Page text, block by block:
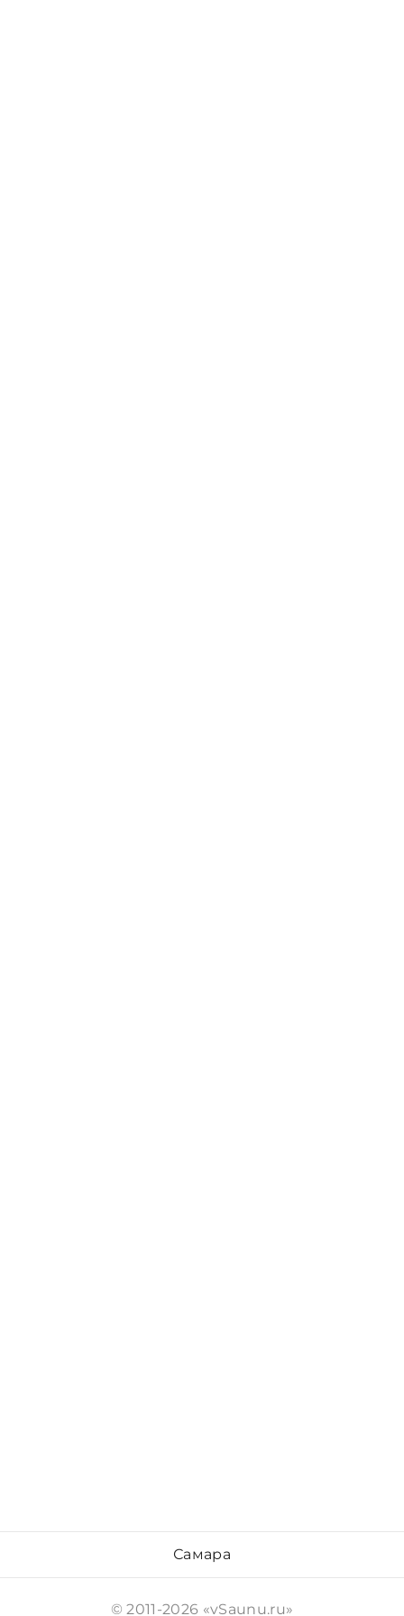
Самара
© 2011-2026 «vSaunu.ru»